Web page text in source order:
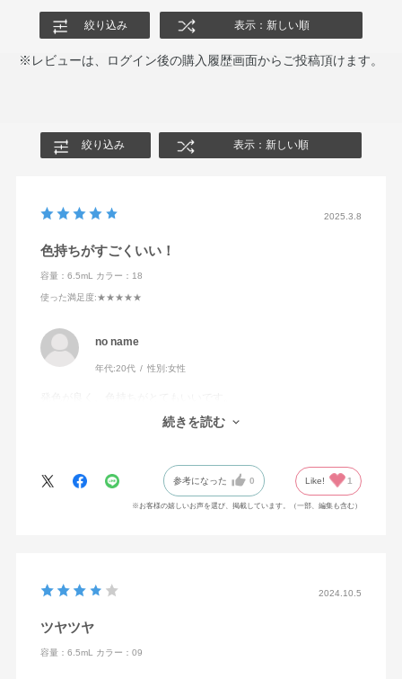
絞り込み 表示：新しい順
※レビューは、ログイン後の購入履歴画面からご投稿頂けます。
絞り込み 表示：新しい順
2025.3.8
色持ちがすごくいい！
容量：6.5mL カラー：18
使った満足度:★★★★★
no name
年代:20代 性別:女性
食事しても色が残っていました。
続きを読む
参考になった 0 Like! 1
※お客様の嬉しいお声を選び、掲載しています。（一部、編集も含む）
2024.10.5
ツヤツヤ
容量：6.5mL カラー：09